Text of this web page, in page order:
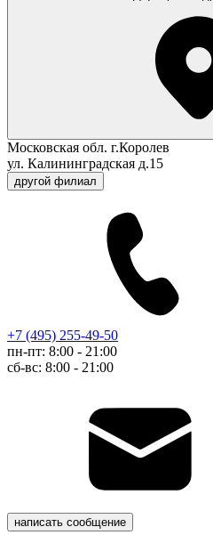
Московская обл. г.Королев
ул. Калининградская д.15
другой филиал
+7 (495) 255-49-50
пн-пт: 8:00 - 21:00
сб-вс: 8:00 - 21:00
написать сообщение